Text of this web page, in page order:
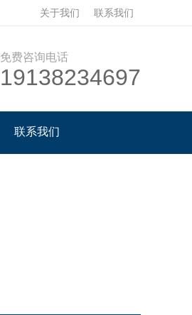
关于我们 联系我们
免费咨询电话
19138234697
联系我们